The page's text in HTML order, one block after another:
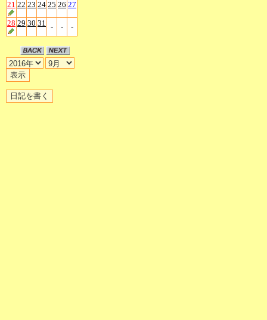
21 22 23 24 25 26 27
28 29 30 31 - - -